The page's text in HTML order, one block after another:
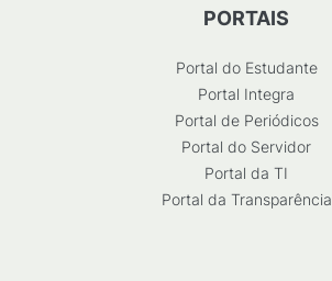
PORTAIS
Portal do Estudante
Portal Integra
Portal de Periódicos
Portal do Servidor
Portal da TI
Portal da Transparência